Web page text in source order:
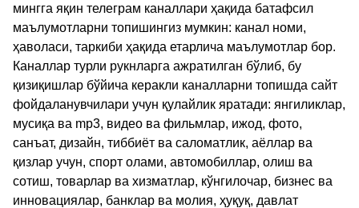
мингга яқин телеграм каналлари ҳақида батафсил
маълумотларни топишингиз мумкин: канал номи,
ҳаволаси, таркиби ҳақида етарлича маълумотлар бор.
Каналлар турли рукнларга ажратилган бўлиб, бу
қизиқишлар бўйича керакли каналларни топишда сайт
фойдаланувчилари учун қулайлик яратади: янгиликлар,
мусиқа ва mp3, видео ва фильмлар, ижод, фото,
санъат, дизайн, тиббиёт ва саломатлик, аёллар ва
қизлар учун, спорт олами, автомобиллар, олиш ва
сотиш, товарлар ва хизматлар, кўнгилочар, бизнес ва
инновациялар, банклар ва молия, ҳуқуқ, давлат